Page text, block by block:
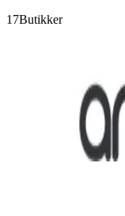
17Butikker